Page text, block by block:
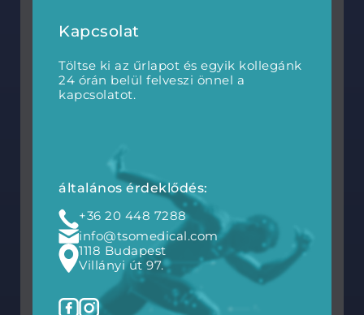
Kapcsolat
Töltse ki az űrlapot és egyik kollegánk
24 órán belül felveszi önnel a
kapcsolatot.
általános érdeklődés:
+36 20 448 7288
info@tsomedical.com
1118 Budapest
Villányi út 97.